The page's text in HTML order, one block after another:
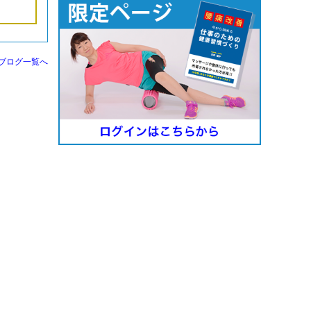
ログ一覧へ